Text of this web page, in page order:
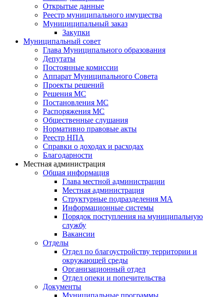
Открытые данные
Реестр муниципального имущества
Мунициципальный заказ
Закупки
Муниципальный совет
Глава Муниципального образования
Депутаты
Постоянные комиссии
Аппарат Муниципального Совета
Проекты решений
Решения МС
Постановления МС
Распоряжения МС
Общественные слушания
Нормативно правовые акты
Реестр НПА
Справки о доходах и расходах
Благодарности
Местная администрация
Общая информация
Глава местной администрации
Местная администрация
Структурные подразделения МА
Информационные системы
Порядок поступления на муниципальную
службу
Вакансии
Отделы
Отдел по благоустройству территории и
окружающей среды
Организационный отдел
Отдел опеки и попечительства
Документы
Муниципальные программы